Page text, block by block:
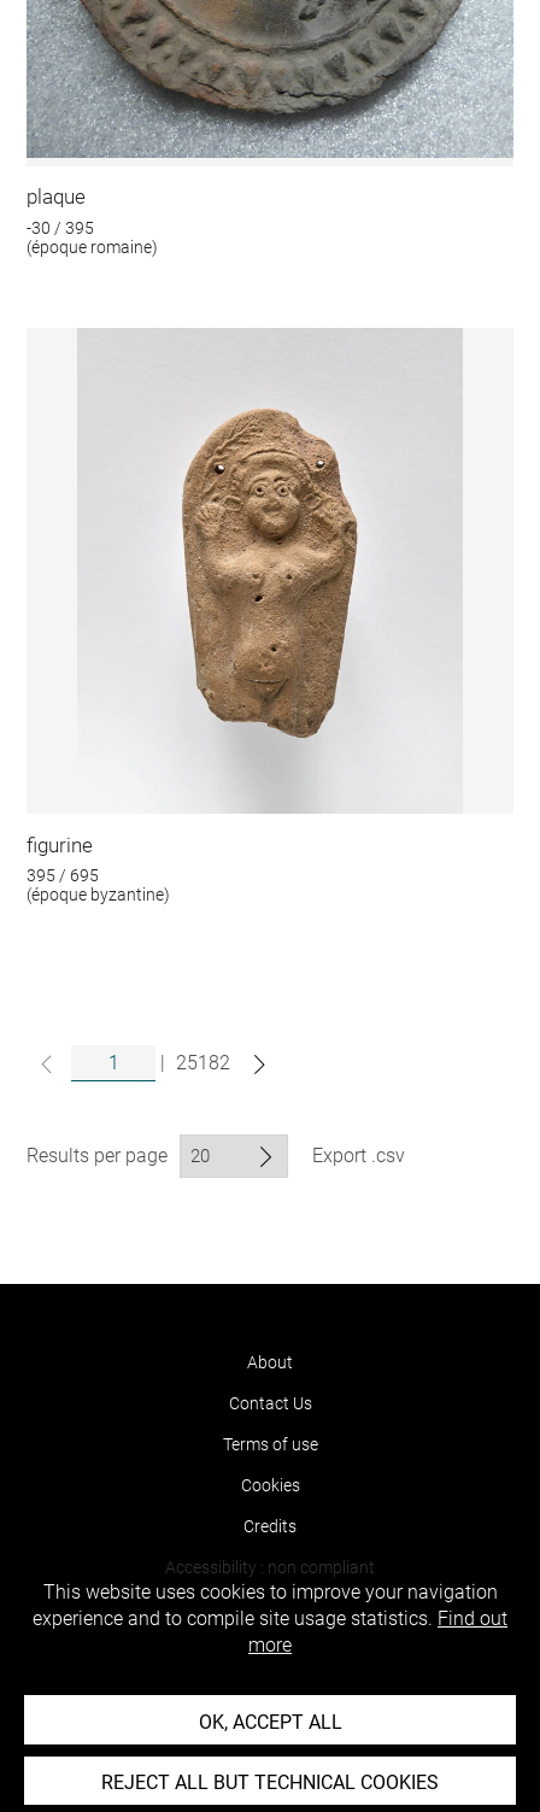
plaque
-30 / 395
(époque romaine)
figurine
395 / 695
(époque byzantine)
| 25182
Results per page Export .csv
About
Contact Us
Terms of use
Cookies
Credits
Accessibility : non compliant
This website uses cookies to improve your navigation
experience and to compile site usage statistics. Find out
more
OK, ACCEPT ALL
REJECT ALL BUT TECHNICAL COOKIES